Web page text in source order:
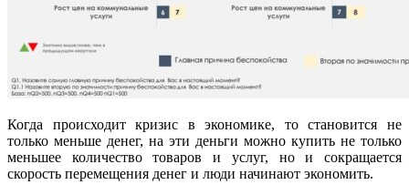
Когда происходит кризис в экономике, то становится не
только меньше денег, на эти деньги можно купить не только
меньшее количество товаров и услуг, но и сокращается
скорость перемещения денег и люди начинают экономить.